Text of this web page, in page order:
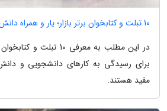
10 تبلت و کتابخوان برتر بازار؛ یار و همراه دانش آموزان و دانشجویان
در این مطلب به معرفی 10
برای رسیدگی به کارهای دانشجویی و
مفید هستند.